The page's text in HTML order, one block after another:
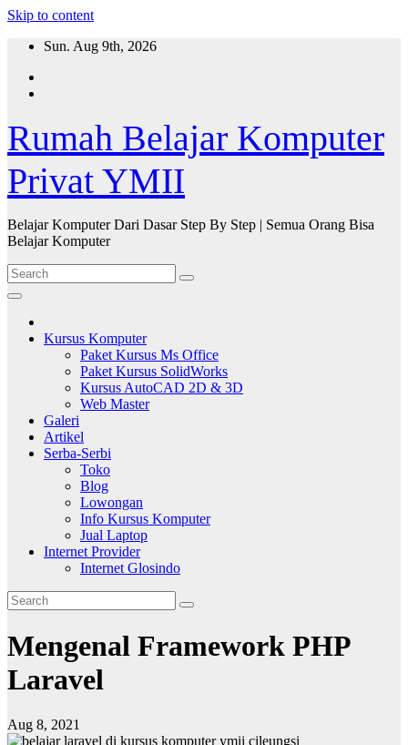
Skip to content
Sun. Aug 9th, 2026
Rumah Belajar Komputer
Privat YMII
Belajar Komputer Dari Dasar Step By Step | Semua Orang Bisa
Belajar Komputer
Kursus Komputer
Paket Kursus Ms Office
Paket Kursus SolidWorks
Kursus AutoCAD 2D & 3D
Web Master
Galeri
Artikel
Serba-Serbi
Toko
Blog
Lowongan
Info Kursus Komputer
Jual Laptop
Internet Provider
Internet Glosindo
Mengenal Framework PHP
Laravel
Aug 8, 2021